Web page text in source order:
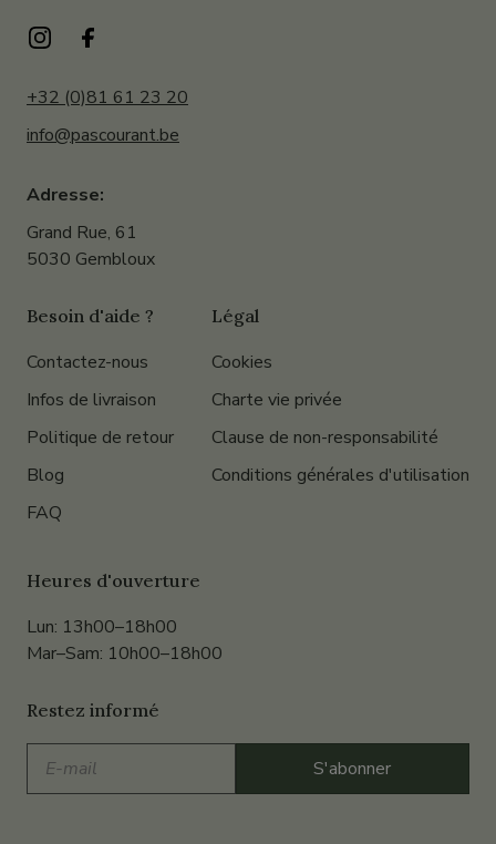
+32 (0)81 61 23 20
info@pascourant.be
Adresse:
Grand Rue, 61
5030 Gembloux
Besoin d'aide ?
Contactez-nous
Infos de livraison
Politique de retour
Blog
FAQ
Légal
Cookies
Charte vie privée
Clause de non-responsabilité
Conditions générales d'utilisation
Heures d'ouverture
Lun: 13h00–18h00
Mar–Sam: 10h00–18h00
Restez informé
mail
S'abonner